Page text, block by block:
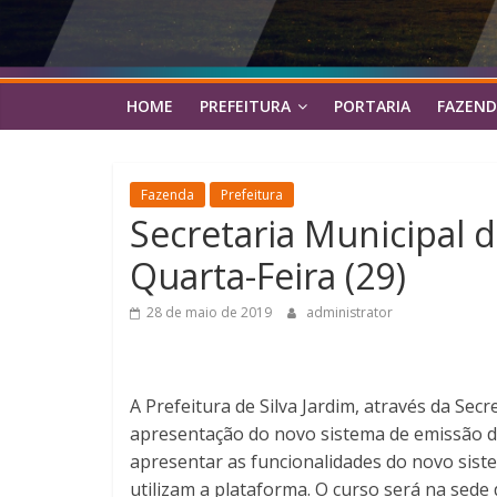
HOME PREFEITURA PORTARIA
Fazenda Prefeitura
Secretaria Municipal
Quarta-Feira (29)
28 de maio de 2019 administrator
A Prefeitura de Silva Jardim, através da
apresentação do novo sistema de emissão
apresentar as funcionalidades do novo
utilizam a plataforma. O curso será na sede